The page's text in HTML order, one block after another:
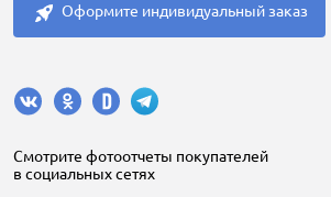
Оформите индивидуальный заказ
Cмотрите фотоотчеты покупателей
в социальных сетях